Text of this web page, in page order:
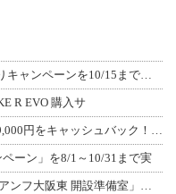
新型「RESO」インカム発売記念！ 下取りキャンペーンを10/15まで延長して開
R EVO 購入サ
B+COM 最新モデル購入・下取りで最大9,000円をキャッシュバック！「B+F
ーン」を8/1～10/31まで実
【トライアンフ】関西最大規模「トライアンフ大阪東 開設準備室」がオープン！ 限定